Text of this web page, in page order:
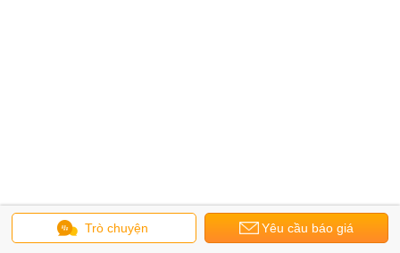
Trò chuyện Yêu cầu báo giá